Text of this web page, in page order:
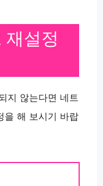
재설정
지 않는다면 네트
을 해 보시기 바랍